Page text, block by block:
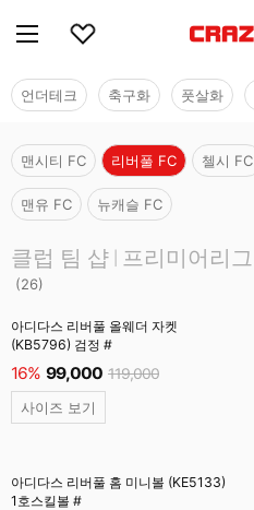
언더테크 축구화 풋살화
맨시티 FC 리버풀 FC 첼시 FC
맨유 FC 뉴캐슬 FC
클럽 팀 샵 프리미어리그
(26)
아디다스 리버풀 올웨더 자켓
(KB5796) 검정 #
16% 99,000 119,000
사이즈 보기
아디다스 리버풀 홈 미니볼 (KE5133)
1호스킬볼 #